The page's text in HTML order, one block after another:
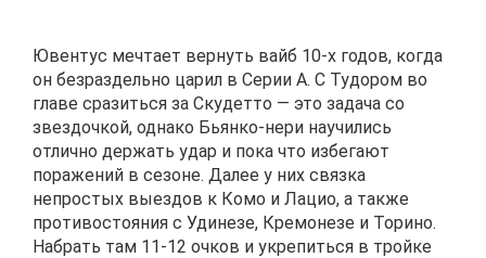
Ювентус мечтает вернуть вайб 10-х годов, когда
он безраздельно царил в Серии А. С Тудором во
главе сразиться за Скудетто — это задача со
звездочкой, однако Бьянко-нери научились
отлично держать удар и пока что избегают
поражений в сезоне. Далее у них связка
непростых выездов к Комо и Лацио, а также
противостояния с Удинезе, Кремонезе и Торино.
Набрать там 11-12 очков и укрепиться в тройке